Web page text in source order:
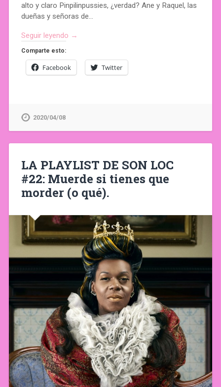
alto y claro Pinpilinpussies, ¿verdad? Ane y Raquel, las
dueñas y señoras de…
Seguir leyendo →
Comparte esto:
Facebook Twitter
2020/04/08
LA PLAYLIST DE SON LOC
#22: Muerde si tienes que
morder (o qué).